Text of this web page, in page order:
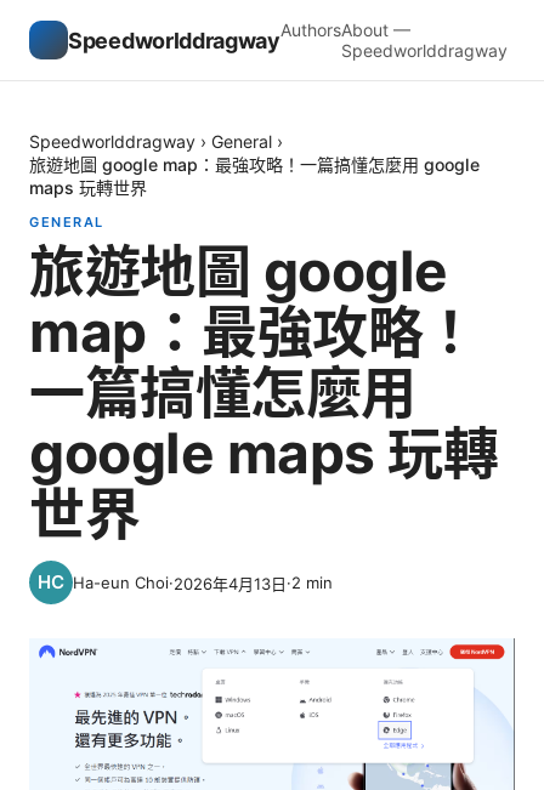
SpeedworlddragwayAuthorsAbout —
Speedworlddragway
Speedworlddragway › General ›
旅遊地圖 google map：最強攻略！一篇搞懂怎麼用 google
maps 玩轉世界
GENERAL
旅遊地圖 google
map：最強攻略！
一篇搞懂怎麼用
google maps 玩轉
世界
Ha-eun Choi·2026年4月13日·2 min